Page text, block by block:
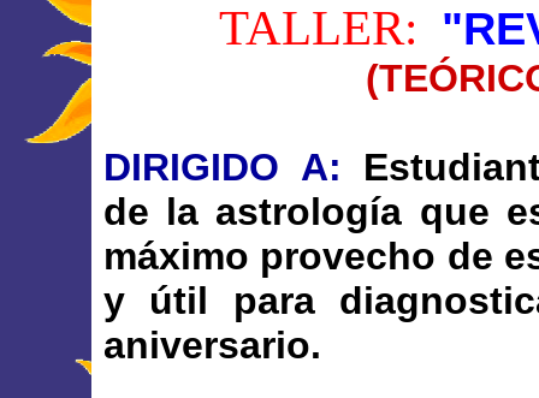
TALLER:
DIRIGIDO A:
de la astrología que
máximo provecho de
y útil para
aniversario.